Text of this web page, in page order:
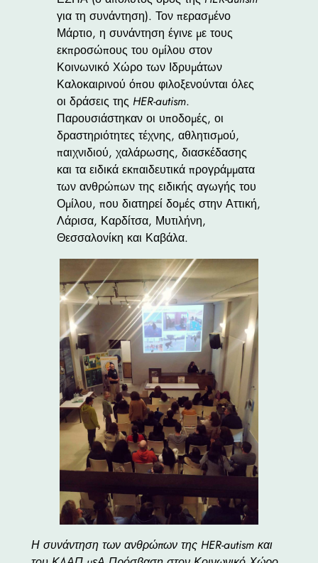
για τη συνάντηση). Τον περασμένο
Μάρτιο, η συνάντηση έγινε με τους
εκπροσώπους του ομίλου στον
Κοινωνικό Χώρο των Ιδρυμάτων
Καλοκαιρινού όπου φιλοξενούνται όλες
οι δράσεις της HER-autism.
Παρουσιάστηκαν οι υποδομές, οι
δραστηριότητες τέχνης, αθλητισμού,
παιχνιδιού, χαλάρωσης, διασκέδασης
και τα ειδικά εκπαιδευτικά προγράμματα
των ανθρώπων της ειδικής αγωγής του
Ομίλου, που διατηρεί δομές στην Αττική,
Λάρισα, Καρδίτσα, Μυτιλήνη,
Θεσσαλονίκη και Καβάλα.
Η συνάντηση των ανθρώπων της HER-autism και